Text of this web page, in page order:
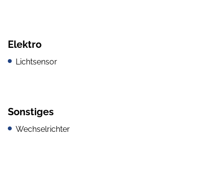
Elektro
Lichtsensor
Sonstiges
Wechselrichter